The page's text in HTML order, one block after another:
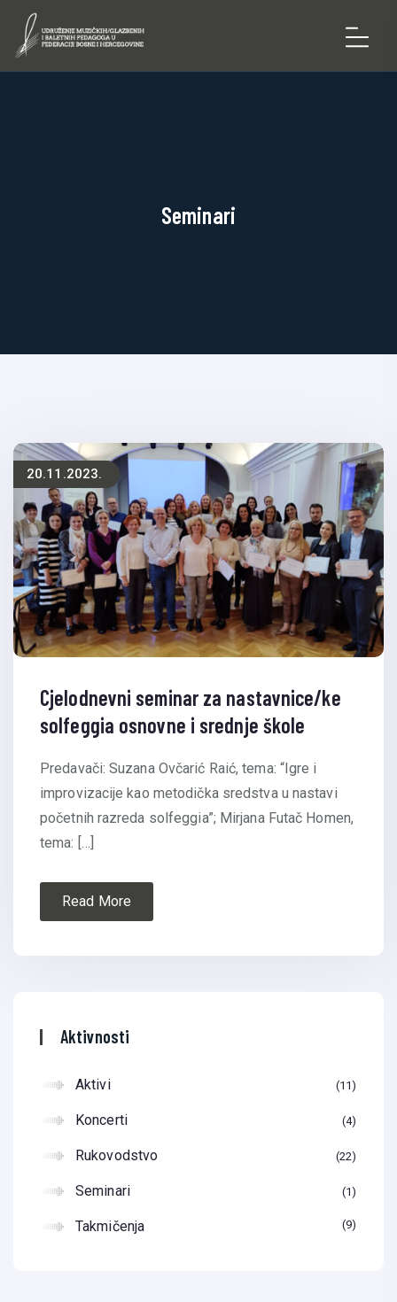
Seminari
20.11.2023.
Cjelodnevni seminar za nastavnice/ke
solfeggia osnovne i srednje škole
Predavači: Suzana Ovčarić Raić, tema: “Igre i
improvizacije kao metodička sredstva u nastavi
početnih razreda solfeggia”; Mirjana Futač Homen,
tema: […]
Read More
Aktivnosti
Aktivi 11
Koncerti 4
Rukovodstvo 22
Seminari 1
Takmičenja 9